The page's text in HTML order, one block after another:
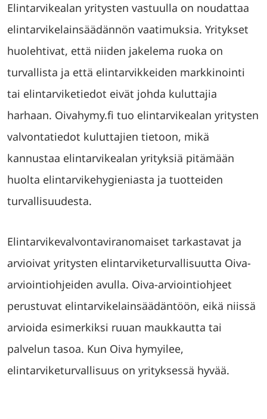
Elintarvikealan yritysten vastuulla on noudattaa
elintarvikelainsäädännön vaatimuksia. Yritykset
huolehtivat, että niiden jakelema ruoka on
turvallista ja että elintarvikkeiden markkinointi
tai elintarviketiedot eivät johda kuluttajia
harhaan. Oivahymy.fi tuo elintarvikealan yritysten
valvontatiedot kuluttajien tietoon, mikä
kannustaa elintarvikealan yrityksiä pitämään
huolta elintarvikehygieniasta ja tuotteiden
turvallisuudesta.
Elintarvikevalvontaviranomaiset tarkastavat ja
arvioivat yritysten elintarviketurvallisuutta Oiva-
arviointiohjeiden avulla. Oiva-arviointiohjeet
perustuvat elintarvikelainsäädäntöön, eikä niissä
arvioida esimerkiksi ruuan maukkautta tai
palvelun tasoa. Kun Oiva hymyilee,
elintarviketurvallisuus on yrityksessä hyvää.